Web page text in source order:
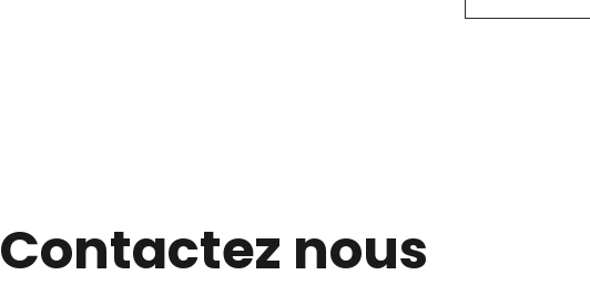
Contactez nous